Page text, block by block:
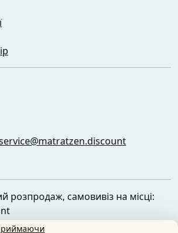
розпродаж, самовивіз на місці:
Str. 4